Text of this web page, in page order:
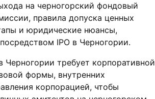
на черногорский фондовый
правила допуска ценных
и юридические нюансы,
IPO в Черногории.
требует корпоративной
формы, внутренних
корпорацией, чтобы